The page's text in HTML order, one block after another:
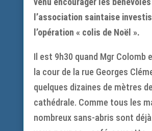
l’association saintaise
l’opération « colis de Noël ».
Il est 9h30 quand Mgr Colomb
la cour de la rue Georges
quelques dizaines de mètres
cathédrale. Comme tous les
nombreux sans-abris sont